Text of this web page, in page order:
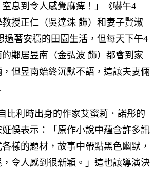
息到令人感覺麻痺！」《嚇午4
授正仁（吳達洙 飾）和妻子賢淑
過著安穩的田園生活，但每天下午4
鄰居昱南（金弘波 飾）都會到家
但昱南始終沉默不語，這讓夫妻倆
比利時出身的作家艾蜜莉．諾彤的
俁表示：「原作小說中蘊含許多訊
樣的題材，故事中帶點黑色幽默，
令人感到很新穎。」這也讓導演決